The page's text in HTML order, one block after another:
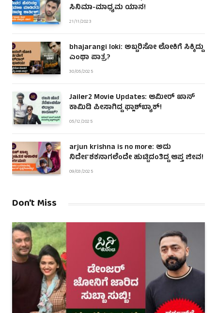
ಸಿನಿಮಾ-ಮಾಧ್ಯಮ ಯಾನ!
21/11/2023
bhajarangi loki: ಅಬ್ಬರಿಸೋ ಲೋಕಿಗೆ ಸಿಕ್ಕಿದ್ದು
ಎಂಥಾ ಪಾತ್ರ?
30/05/2025
Jailer2 Movie Updates: ಆಮೀರ್ ಖಾನ್
ಕಾಮಿಡಿ ಪೀಸಾಗಿದ್ದ ಫ್ಲಾಶ್‌ಬ್ಯಾಕ್!
05/12/2025
arjun krishna is no more: ಅದು
ನಿರ್ದೇಶಕನಾಗಲೆಂದೇ ಹುಟ್ಟಿದಂತಿದ್ದ ಆಪ್ತ ಜೀವ!
09/03/2025
Don't Miss